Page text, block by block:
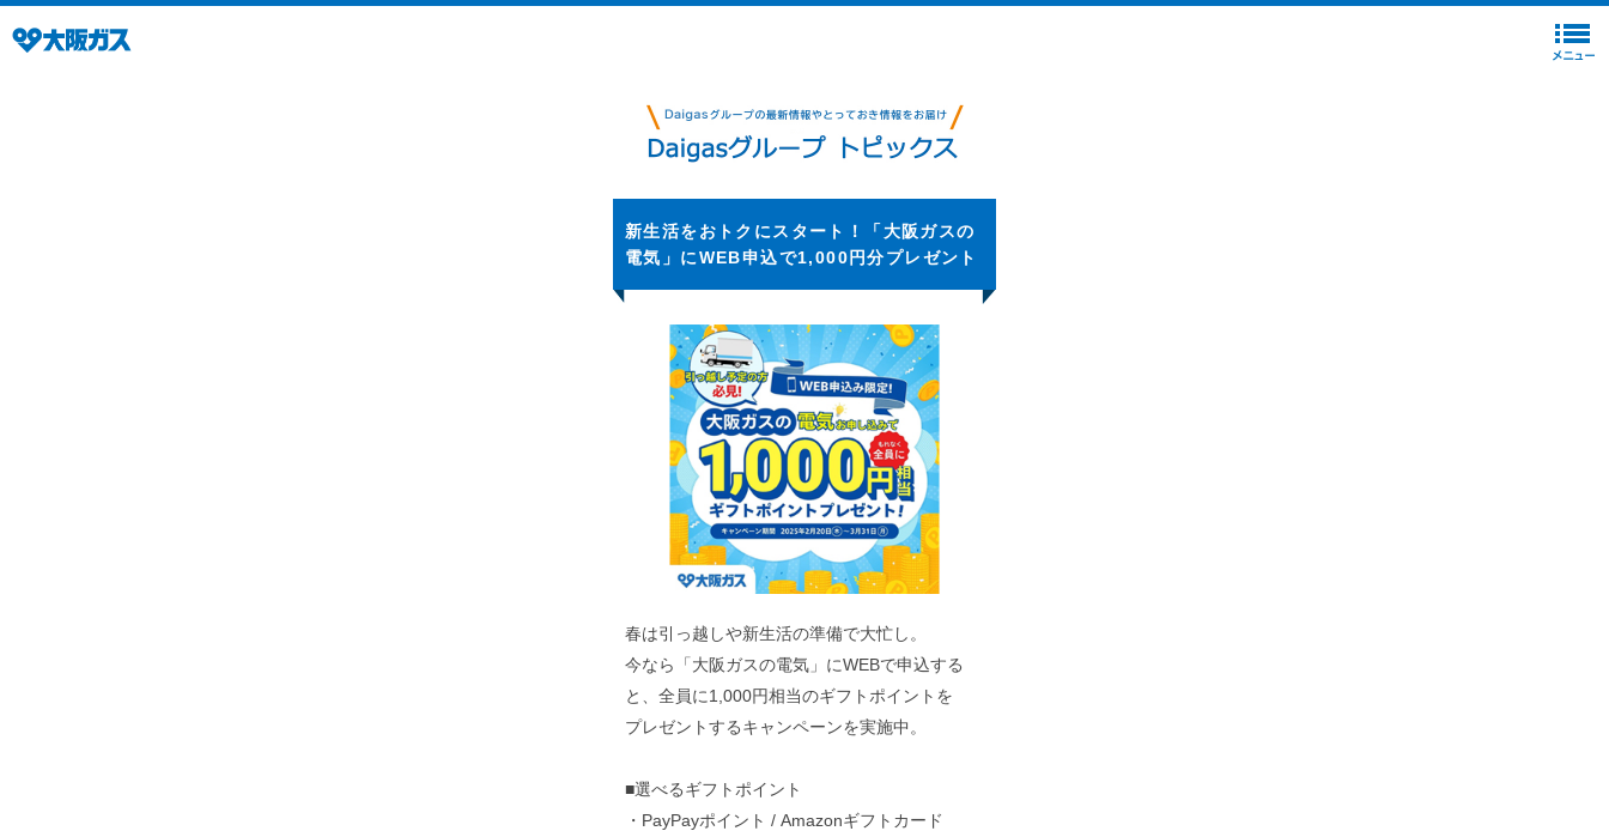
新生活をおトクにスタート！「大阪ガスの
電気」にWEB申込で1,000円分プレゼント
春は引っ越しや新生活の準備で大忙し。
今なら「大阪ガスの電気」にWEBで申込する
と、全員に1,000円相当のギフトポイントを
プレゼントするキャンペーンを実施中。
■選べるギフトポイント
・PayPayポイント / Amazonギフトカード